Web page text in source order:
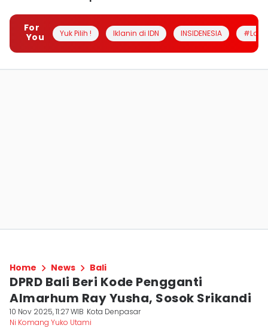
For
You
Yuk Pilih ! Iklanin di IDN INSIDENESIA
Home News Bali
DPRD Bali Beri Kode Pengganti
Almarhum Ray Yusha, Sosok Srikandi
10 Nov 2025, 11:27 WIB Kota Denpasar
Ni Komang Yuko Utami